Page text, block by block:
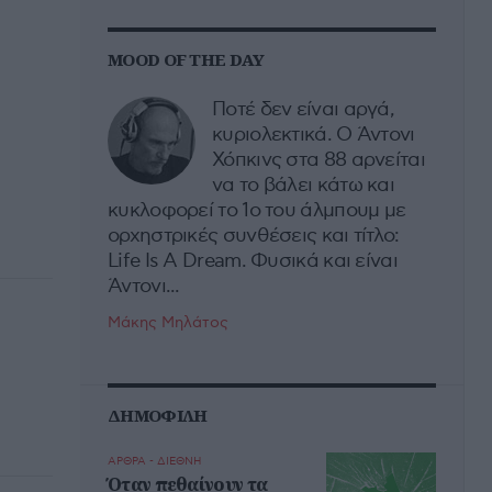
MOOD OF THE DAY
Ποτέ δεν είναι αργά,
κυριολεκτικά. Ο Άντονι
Χόπκινς στα 88 αρνείται
να το βάλει κάτω και
κυκλοφορεί το 1ο του άλμπουμ με
ορχηστρικές συνθέσεις και τίτλο:
Life Is A Dream. Φυσικά και είναι
Άντονι...
Μάκης Μηλάτος
ΔΗΜΟΦΙΛΗ
ΑΡΘΡΑ - ΔΙΕΘΝΗ
Όταν πεθαίνουν τα